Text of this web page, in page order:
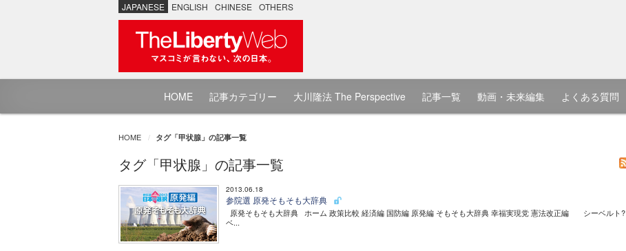
JAPANESE ENGLISH CHINESE OTHERS
HOME 記事カテゴリー 大川隆法 The Perspective 記事一覧 動画・未来編集 よくある質問
HOME タグ「甲状腺」の記事一覧
タグ「甲状腺」の記事一覧
2013.06.18
参院選 原発そもそも大辞典
原発そもそも大辞典 ホーム 政策比較 経済編 国防編 原発編 そもそも大辞典 幸福実現党 憲法改正編 シーベルト?
ベ...